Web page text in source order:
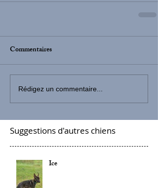
Commentaires
Rédigez un commentaire...
Suggestions d'autres chiens
Ice